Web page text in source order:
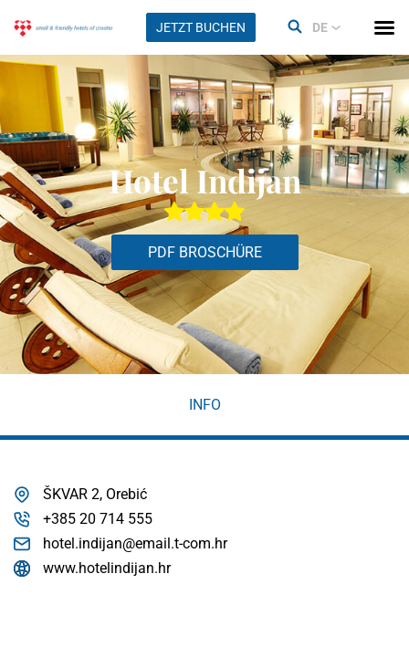
JETZT BUCHEN DE
Hotel Indijan
PDF BROSCHÜRE
INFO
ŠKVAR 2, Orebić
+385 20 714 555
hotel.indijan@email.t-com.hr
www.hotelindijan.hr